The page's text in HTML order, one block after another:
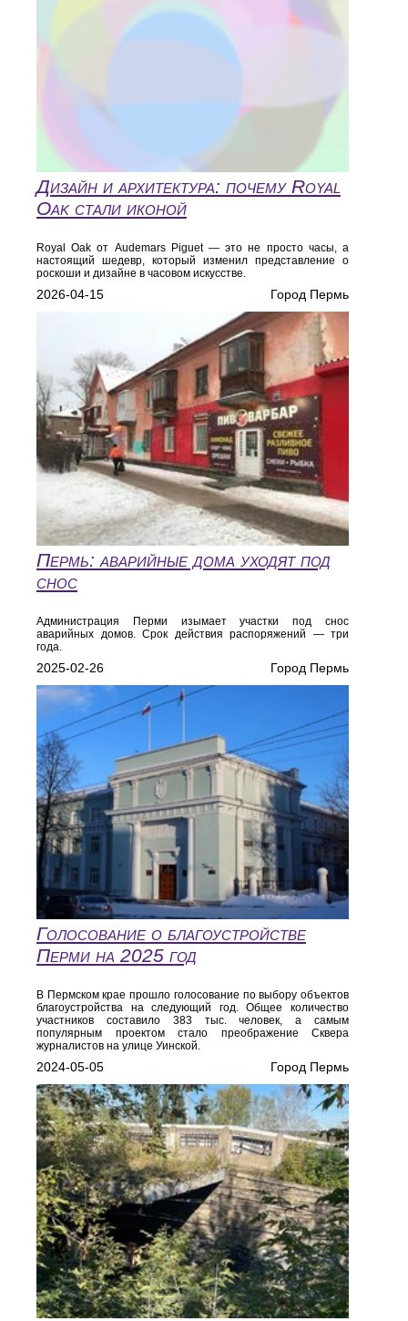
Дизайн и архитектура: почему Royal
Oak стали иконой
Royal Oak от Audemars Piguet — это не просто часы, а
настоящий шедевр, который изменил представление о
роскоши и дизайне в часовом искусстве.
2026-04-15 Город Пермь
Пермь: аварийные дома уходят под
снос
Администрация Перми изымает участки под снос
аварийных домов. Срок действия распоряжений — три
года.
2025-02-26 Город Пермь
Голосование о благоустройстве
Перми на 2025 год
В Пермском крае прошло голосование по выбору объектов
благоустройства на следующий год. Общее количество
участников составило 383 тыс. человек, а самым
популярным проектом стало преображение Сквера
журналистов на улице Уинской.
2024-05-05 Город Пермь